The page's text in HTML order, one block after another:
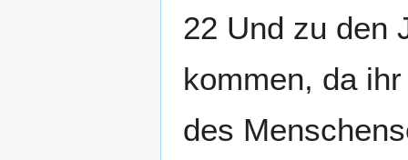
22 Und zu den
kommen, da
des